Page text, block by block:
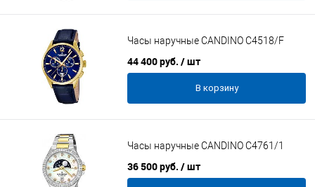
Часы наручные CANDINO C4518/F
44 400 руб. / шт
В корзину
Часы наручные CANDINO C4761/1
36 500 руб. / шт